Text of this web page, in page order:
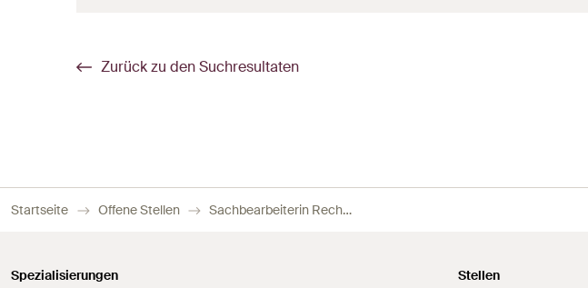
Zurück zu den Suchresultaten
Startseite Offene Stellen Sachbearbeiterin Rechnungswesen / Sachbearbeiter Rechnungswesen 80%
Spezialisierungen
Stellen